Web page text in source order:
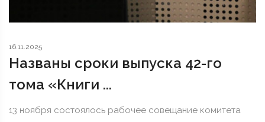
16.11.2025
Названы сроки выпуска 42-го
тома «Книги ...
13 ноября состоялось рабочее совещание комитета